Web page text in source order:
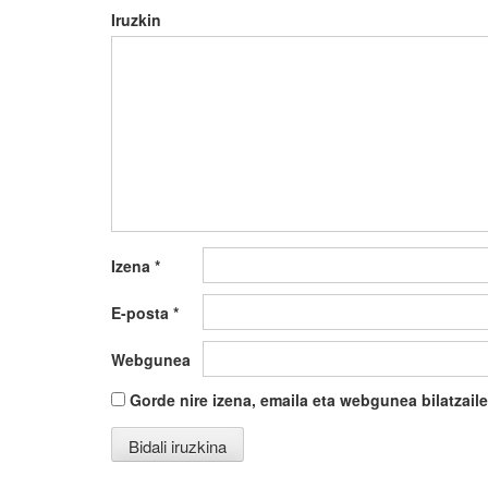
Iruzkin
Izena *
E-posta *
Webgunea
Gorde nire izena, emaila eta webgunea